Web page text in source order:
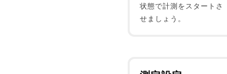
状態で計測をスタートさ
せましょう。